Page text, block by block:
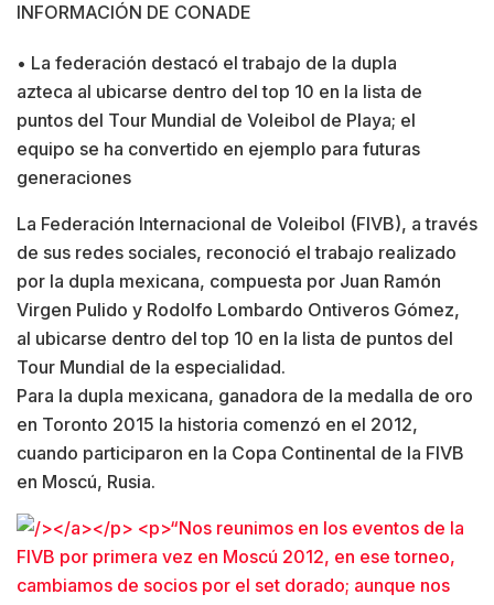
INFORMACIÓN DE CONADE
• La federación destacó el trabajo de la dupla
azteca al ubicarse dentro del top 10 en la lista de
puntos del Tour Mundial de Voleibol de Playa; el
equipo se ha convertido en ejemplo para futuras
generaciones
La Federación Internacional de Voleibol (FIVB), a través
de sus redes sociales, reconoció el trabajo realizado
por la dupla mexicana, compuesta por Juan Ramón
Virgen Pulido y Rodolfo Lombardo Ontiveros Gómez,
al ubicarse dentro del top 10 en la lista de puntos del
Tour Mundial de la especialidad.
Para la dupla mexicana, ganadora de la medalla de oro
en Toronto 2015 la historia comenzó en el 2012,
cuando participaron en la Copa Continental de la FIVB
en Moscú, Rusia.